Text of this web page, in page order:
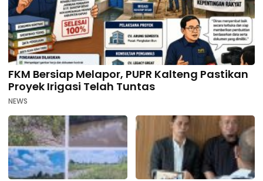
FKM Bersiap Melapor, PUPR Kalteng Pastikan
Proyek Irigasi Telah Tuntas
NEWS